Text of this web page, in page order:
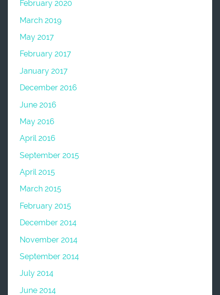
February 2020
March 2019
May 2017
February 2017
January 2017
December 2016
June 2016
May 2016
April 2016
September 2015
April 2015
March 2015
February 2015
December 2014
November 2014
September 2014
July 2014
June 2014